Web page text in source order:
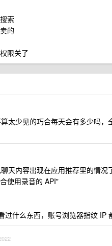
索
的
限关了
太少见的巧合每天会有多少吗
天内容出现在应用推荐里的情况
使用录音的 API"
过什么东西，账号浏览器指纹 IP